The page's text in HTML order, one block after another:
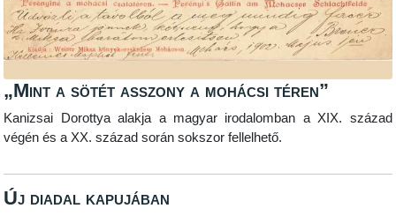
„Mint a sötét asszony a mohácsi téren”
Kanizsai Dorottya alakja a magyar irodalomban a XIX. század
végén és a XX. század során sokszor fellelhető.
Új diadal kapujában